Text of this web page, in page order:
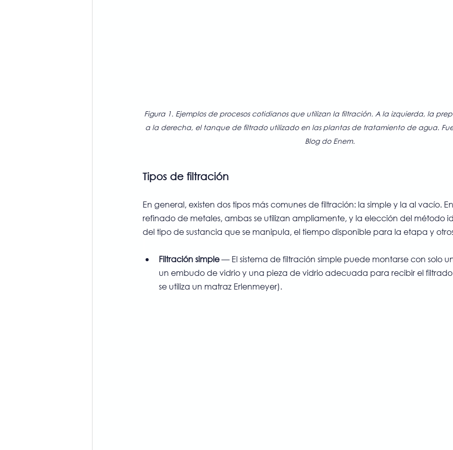
Figura 1. Ejemplos de procesos cotidianos que utilizan la filtración. A la izquierda, la
a la derecha, el tanque de filtrado utilizado en las plantas de tratamiento de agua.
Blog do Enem.
Tipos de filtración
En general, existen dos tipos más comunes de filtración: la simple y la al vacío.
refinado de metales, ambas se utilizan ampliamente, y la elección del método
del tipo de sustancia que se manipula, el tiempo disponible para la etapa y
Filtración simple — El sistema de filtración simple puede montarse con solo
un embudo de vidrio y una pieza de vidrio adecuada para recibir el
se utiliza un matraz Erlenmeyer).